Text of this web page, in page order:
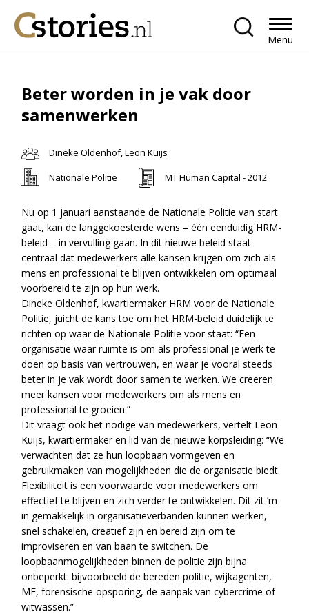
Menu
Beter worden in je vak door
samenwerken
Dineke Oldenhof, Leon Kuijs
Nationale Politie
MT Human Capital - 2012
Nu op 1 januari aanstaande de Nationale Politie van start
gaat, kan de langgekoesterde wens – één eenduidig HRM-
beleid – in vervulling gaan. In dit nieuwe beleid staat
centraal dat medewerkers alle kansen krijgen om zich als
mens en professional te blijven ontwikkelen om optimaal
voorbereid te zijn op hun werk.
Dineke Oldenhof, kwartiermaker HRM voor de Nationale
Politie, juicht de kans toe om het HRM-beleid duidelijk te
richten op waar de Nationale Politie voor staat: “Een
organisatie waar ruimte is om als professional je werk te
doen op basis van vertrouwen, en waar je vooral steeds
beter in je vak wordt door samen te werken. We creëren
meer kansen voor medewerkers om als mens en
professional te groeien.”
Dit vraagt ook het nodige van medewerkers, vertelt Leon
Kuijs, kwartiermaker en lid van de nieuwe korpsleiding: “We
verwachten dat ze hun loopbaan vormgeven en
gebruikmaken van mogelijkheden die de organisatie biedt.
Flexibiliteit is een voorwaarde voor medewerkers om
effectief te blijven en zich verder te ontwikkelen. Dit zit ’m
in gemakkelijk in organisatieverbanden kunnen werken,
snel schakelen, creatief zijn en bereid zijn om te
improviseren en van baan te switchen. De
loopbaanmogelijkheden binnen de politie zijn bijna
onbeperkt: bijvoorbeeld de bereden politie, wijkagenten,
ME, forensische opsporing, de aanpak van cybercrime of
witwassen.”